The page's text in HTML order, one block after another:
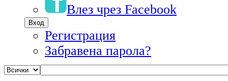
Влез чрез Facebook
Регистрация
Забравена парола?